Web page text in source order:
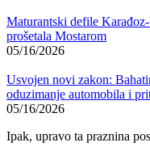
Maturantski defile
prošetala Mostarom
05/16/2026
Usvojen novi zakon:
oduzimanje automobila i
05/16/2026
Ipak, upravo ta praznina